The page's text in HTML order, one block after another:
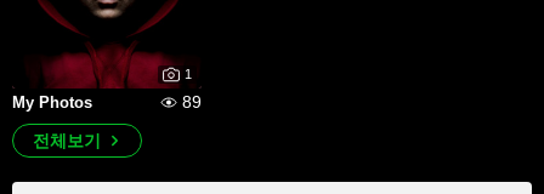
1
My Photos
89
전체보기